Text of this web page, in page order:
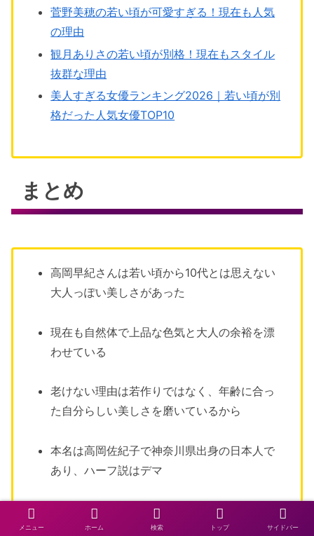
菅野美穂の若い頃が可愛すぎる！現在も人気
の理由
観月ありさの若い頃が別格！現在もスタイル
抜群な理由
美人すぎる女優ランキング2026｜若い頃が別
格だった人気女優TOP10
まとめ
高岡早紀さんは若い頃から10代とは思えない
大人っぽい美しさがあった
現在も自然体で上品な色気と大人の余裕を漂
わせている
老けない理由は若作りではなく、年齢に合っ
た自分らしい美しさを磨いているから
本名は高岡佐紀子で神奈川県出身の日本人で
あり、ハーフ説はデマ
巨額の知的財産や不動産資産など、手堅いセ
ルフマネジメントを実践
メニュー ホーム 検索 トップ サイドバー